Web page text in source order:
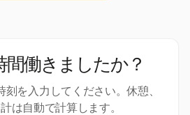
間働きましたか？
を入力してください。休憩、
は自動で計算します。